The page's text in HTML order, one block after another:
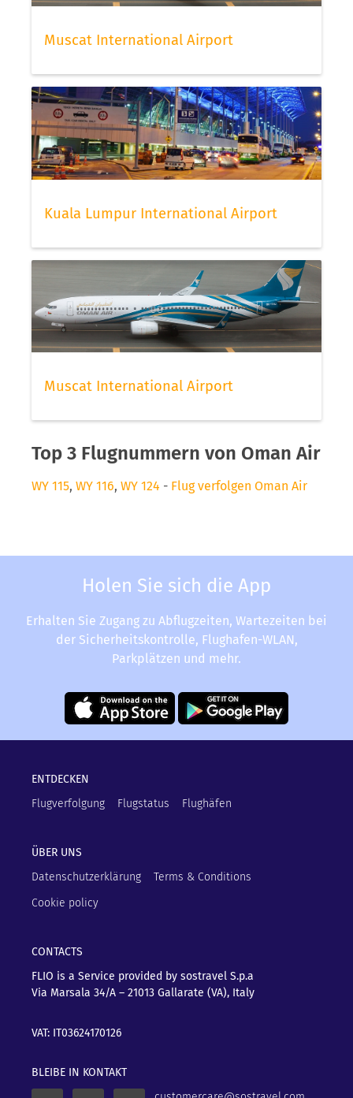
Muscat International Airport
Kuala Lumpur International Airport
Muscat International Airport
Top 3 Flugnummern von Oman Air
WY 115, WY 116, WY 124 - Flug verfolgen Oman Air
Holen Sie sich die App
Erhalten Sie Zugang zu Abflugzeiten, Wartezeiten bei
der Sicherheitskontrolle, Flughafen-WLAN,
Parkplätzen und mehr.
ENTDECKEN
Flugverfolgung
Flugstatus Flughäfen
ÜBER UNS
Datenschutzerklärung
Terms & Conditions
Cookie policy
CONTACTS
FLIO is a Service provided by sostravel S.p.a
Via Marsala 34/A – 21013 Gallarate (VA), Italy
VAT: IT03624170126
BLEIBE IN KONTAKT